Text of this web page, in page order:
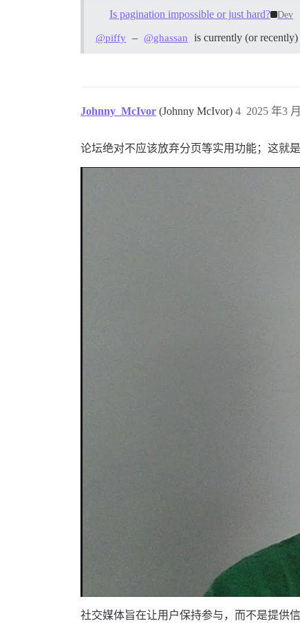
Is pagination impossible or just hard? Dev
@piffy – @ghassan is currently (or
Johnny_McIvor (Johnny McIvor) 2025 年3
4
论坛绝对不应该放弃分页等实用功能；这就
社交媒体旨在让用户保持参与，而不是提供